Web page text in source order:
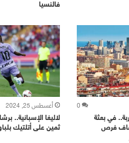
فالنسيا
0
في بعثة
فرص
أغسطس 25, 2024
لاليغا الإسبانية..
ثمين على أتلتيك